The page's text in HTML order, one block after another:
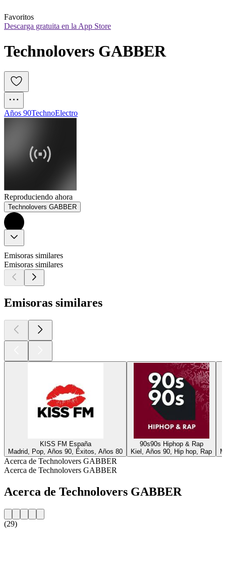
Favoritos
Descarga gratuita en la App Store
Technolovers GABBER
Años 90TechnoElectro
Reproduciendo ahora
Technolovers GABBER
Emisoras similares
Emisoras similares
Emisoras similares
KISS FM España
Madrid, Pop, Años 90, Éxitos, Años 80
90s90s Hiphop & Rap
Kiel, Años 90, Hip hop, Rap
Acerca de Technolovers GABBER
Acerca de Technolovers GABBER
Acerca de Technolovers GABBER
(29)